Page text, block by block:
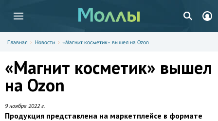
Главная Новости «Магнит косметик» вышел на Ozon
«Магнит косметик» вышел
на Ozon
9 ноября 2022 г.
Продукция представлена на маркетплейсе в формате